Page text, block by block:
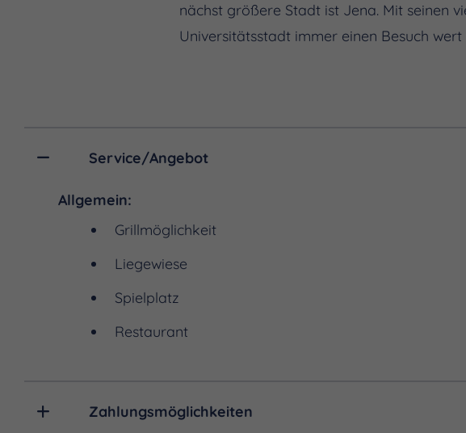
nächst größere Stadt ist Jena. Mit seinen
Universitätsstadt immer einen Besuch
Service/Angebot
Allgemein:
Grillmöglichkeit
Liegewiese
Spielplatz
Restaurant
Zahlungsmöglichkeiten